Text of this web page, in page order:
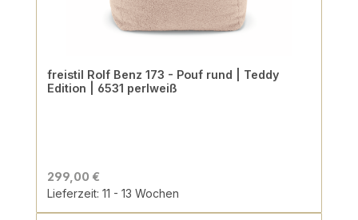
freistil Rolf Benz 173 - Pouf rund | Teddy
Edition | 6531 perlweiß
299,00 €
Lieferzeit: 11 - 13 Wochen